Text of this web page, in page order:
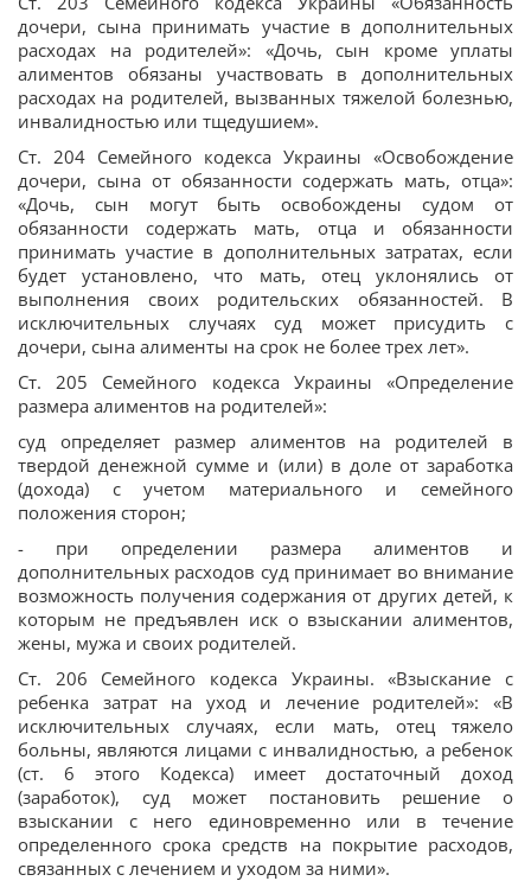
дочери, сына принимать участие в дополнительных
расходах на родителей»: «Дочь, сын кроме уплаты
алиментов обязаны участвовать в дополнительных
расходах на родителей, вызванных тяжелой болезнью,
инвалидностью или тщедушием».
Ст. 204 Семейного кодекса Украины «Освобождение
дочери, сына от обязанности содержать мать, отца»:
«Дочь, сын могут быть освобождены судом от
обязанности содержать мать, отца и обязанности
принимать участие в дополнительных затратах, если
будет установлено, что мать, отец уклонялись от
выполнения своих родительских обязанностей. В
исключительных случаях суд может присудить с
дочери, сына алименты на срок не более трех лет».
Ст. 205 Семейного кодекса Украины «Определение
размера алиментов на родителей»:
суд определяет размер алиментов на родителей в
твердой денежной сумме и (или) в доле от заработка
(дохода) с учетом материального и семейного
положения сторон;
- при определении размера алиментов и
дополнительных расходов суд принимает во внимание
возможность получения содержания от других детей, к
которым не предъявлен иск о взыскании алиментов,
жены, мужа и своих родителей.
Ст. 206 Семейного кодекса Украины. «Взыскание с
ребенка затрат на уход и лечение родителей»: «В
исключительных случаях, если мать, отец тяжело
больны, являются лицами с инвалидностью, а ребенок
(ст. 6 этого Кодекса) имеет достаточный доход
(заработок), суд может постановить решение о
взыскании с него единовременно или в течение
определенного срока средств на покрытие расходов,
связанных с лечением и уходом за ними».